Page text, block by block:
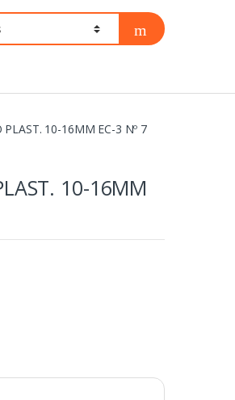
10-16MM EC-3 Nº 7
10-16MM